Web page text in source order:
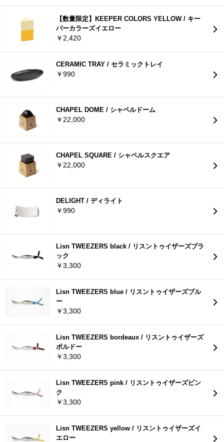
【数量限定】KEEPER COLORS YELLOW / キー
パーカラーズイエロー
￥2,420
CERAMIC TRAY / セラミックトレイ
￥990
CHAPEL DOME / シャペルドーム
￥22,000
CHAPEL SQUARE / シャペルスクエア
￥22,000
DELIGHT / ディライト
￥990
Lisn TWEEZERS black / リスントゥイザーズブラ
ック
￥3,300
Lisn TWEEZERS blue / リスントゥイザーズブル
ー
￥3,300
Lisn TWEEZERS bordeaux / リスントゥイザーズ
ボルドー
￥3,300
Lisn TWEEZERS pink / リスントゥイザーズピン
ク
￥3,300
Lisn TWEEZERS yellow / リスントゥイザーズイ
エロー